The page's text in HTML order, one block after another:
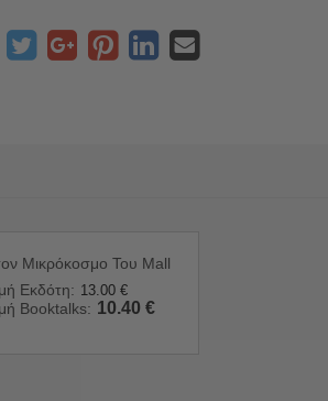
Μικρόκοσμο Του Mall
Εκδότη: 13.00 €
Booktalks: 10.40 €